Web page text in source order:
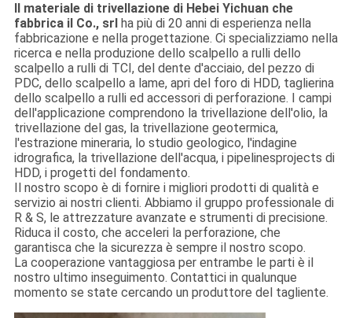
Il materiale di trivellazione di Hebei Yichuan che
fabbrica il Co., srl ha più di 20 anni di esperienza nella
fabbricazione e nella progettazione. Ci specializziamo nella
ricerca e nella produzione dello scalpello a rulli dello
scalpello a rulli di TCI, del dente d'acciaio, del pezzo di
PDC, dello scalpello a lame, apri del foro di HDD, taglierina
dello scalpello a rulli ed accessori di perforazione. I campi
dell'applicazione comprendono la trivellazione dell'olio, la
trivellazione del gas, la trivellazione geotermica,
l'estrazione mineraria, lo studio geologico, l'indagine
idrografica, la trivellazione dell'acqua, i pipelinesprojects di
HDD, i progetti del fondamento.
Il nostro scopo è di fornire i migliori prodotti di qualità e
servizio ai nostri clienti. Abbiamo il gruppo professionale di
R & S, le attrezzature avanzate e strumenti di precisione.
Riduca il costo, che acceleri la perforazione, che
garantisca che la sicurezza è sempre il nostro scopo.
La cooperazione vantaggiosa per entrambe le parti è il
nostro ultimo inseguimento. Contattici in qualunque
momento se state cercando un produttore del tagliente.